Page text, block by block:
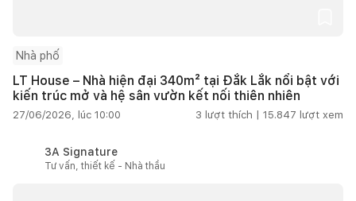
Nhà phố
LT House – Nhà hiện đại 340m² tại Đắk Lắk nổi bật với
kiến trúc mở và hệ sân vườn kết nối thiên nhiên
27/06/2026, lúc 10:00 3 lượt thích | 15.847 lượt xem
3A Signature
Tư vấn, thiết kế - Nhà thầu